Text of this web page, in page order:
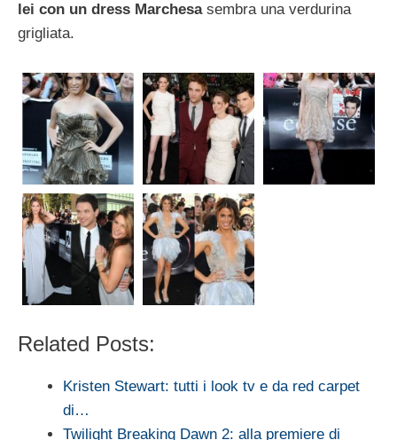
lei con un dress Marchesa sembra una verdurina
grigliata.
Related Posts:
Kristen Stewart: tutti i look tv e da red carpet
di…
Twilight Breaking Dawn 2: alla premiere di